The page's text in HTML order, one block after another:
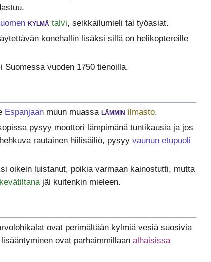
kylmä talvi, seikkailumieli tai työasiat.
konehallin lisäksi sillä on helikoptereille
Suomessa vuoden 1750 tienoilla.
Espanjaanmuun muassa lämmin ilmasto.
pysyy moottori lämpimänä tuntikausia ja jos
rautainen hiilisäiliö, pysyy vaunun etupuoli
oikein luistanut, poikia varmaan kainostutti, mutta
kevätiltanajäi kuitenkin mieleen.
ovat perimältään kylmiä vesiä suosivia
ovat parhaimmillaan alhaisissa